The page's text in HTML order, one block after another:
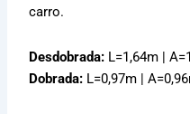
carro.
Desdobrada: L=1,64m |
Dobrada: L=0,97m |